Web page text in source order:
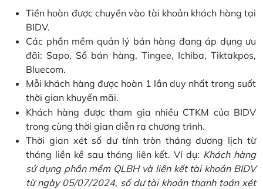
Tiền hoàn được chuyển vào tài khoản khách hàng tại
BIDV.
Các phần mềm quản lý bán hàng đang áp dụng ưu
đãi: Sapo, Sổ bán hàng, Tingee, Ichiba, Tiktakpos,
Bluecom.
Mỗi khách hàng được hoàn 1 lần duy nhất trong suốt
thời gian khuyến mãi.
Khách hàng được tham gia nhiều CTKM của BIDV
trong cùng thời gian diễn ra chương trình.
Thời gian xét số dư tính tròn tháng dương lịch từ
tháng liền kề sau tháng liên kết. Ví dụ: Khách hàng
sử dụng phần mềm QLBH và liên kết tài khoản BIDV
từ ngày 05/07/2024, số dư tài khoản thanh toán xét